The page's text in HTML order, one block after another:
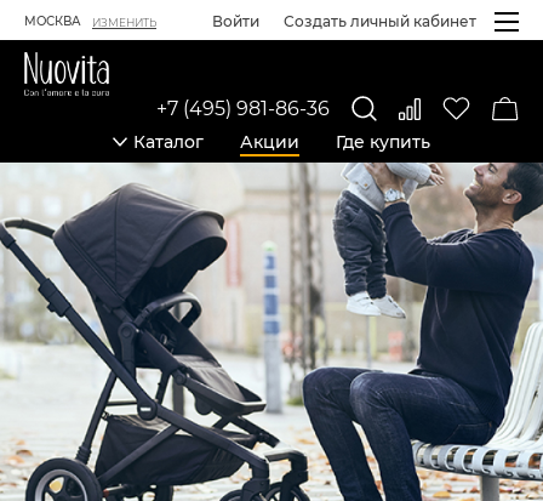
МОСКВА ИЗМЕНИТЬ Войти Создать личный кабинет
Каталог Акции Где купить
+7 (495) 981-86-36